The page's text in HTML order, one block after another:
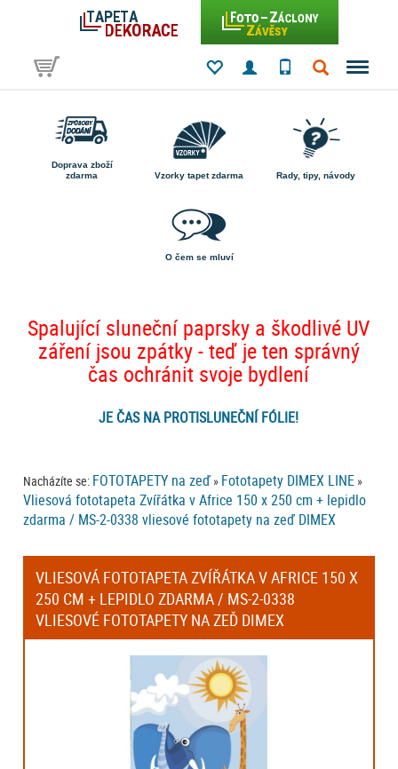
Doprava zboží
zdarma
Vzorky tapet zdarma Rady, tipy, návody
O čem se mluví
Spalující sluneční paprsky a škodlivé UV
záření jsou zpátky - teď je ten správný
čas ochránit svoje bydlení
JE ČAS NA PROTISLUNEČNÍ FÓLIE!
Nacházíte se: FOTOTAPETY na zeď » Fototapety DIMEX LINE »
Vliesová fototapeta Zvířátka v Africe 150 x 250 cm + lepidlo
zdarma / MS-2-0338 vliesové fototapety na zeď DIMEX
VLIESOVÁ FOTOTAPETA ZVÍŘÁTKA V AFRICE 150 X
250 CM + LEPIDLO ZDARMA / MS-2-0338
VLIESOVÉ FOTOTAPETY NA ZEĎ DIMEX